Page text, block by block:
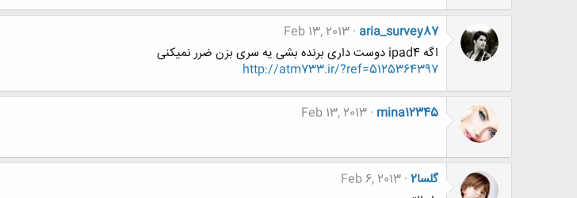
aria_survey87
Feb 13, 2013
اگه ipad4 دوست داری برنده بشی یه سری بزن ضرر نمیکنی
http://atm733.ir/?ref=5125364397
mina12345
Feb 13, 2013
گلسا2
Feb 6, 2013